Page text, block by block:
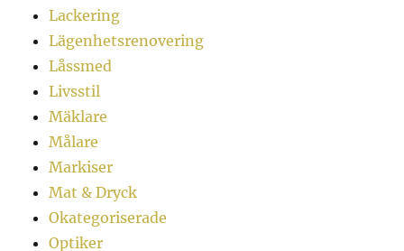
Lackering
Lägenhetsrenovering
Låssmed
Livsstil
Mäklare
Målare
Markiser
Mat & Dryck
Okategoriserade
Optiker